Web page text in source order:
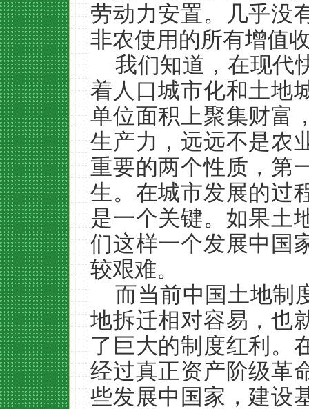
劳动力安置。几乎没
非农使用的所有增值
我们知道，在现代
着人口城市化和土地
单位面积上聚集财富
生产力，远远不是农
重要的两个性质，第
生。在城市发展的过
是一个关键。如果土
们这样一个发展中国
较艰难。
而当前中国土地制
地拆迁相对容易，也
了巨大的制度红利。
经过真正资产阶级革
些发展中国家，建设